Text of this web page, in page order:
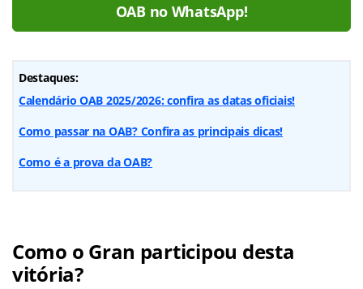
OAB no WhatsApp!
Destaques:
Calendário OAB 2025/2026: confira as datas oficiais!
Como passar na OAB? Confira as principais dicas!
Como é a prova da OAB?
Como o Gran participou desta
vitória?